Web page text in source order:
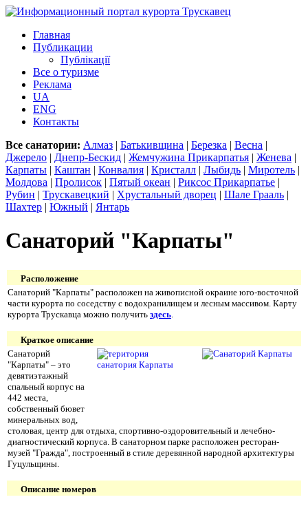
Главная
Публикации
Публікації
Все о туризме
Реклама
UA
ENG
Контакты
Все санатории: Алмаз | Батькивщина | Березка | Весна |
Джерело | Днепр-Бескид | Жемчужина Прикарпатья | Женева |
Карпаты | Каштан | Конвалия | Кристалл | Лыбидь | Миротель |
Молдова | Пролисок | Пятый океан | Риксос Прикарпатье |
Рубин | Трускавецкий | Хрустальный дворец | Шале Грааль |
Шахтер | Южный | Янтарь
Санаторий "Карпаты"
Расположение
Санаторий "Карпаты" расположен на живописной окраине юго-восточной
части курорта по соседству с водохранилищем и лесным массивом. Карту
курорта Трускавца можно получить здесь
Краткое описание
Санаторий
"Карпаты" – это
девятиэтажный
спальный корпус на
442 места,
собственный бювет
минеральных вод,
столовая, центр для отдыха, спортивно-оздоровительный и лечебно-
диагностический корпуса. В санаторном парке расположен ресторан-
музей "Гражда", построенный в стиле деревянной народной архитектуры
Гуцульщины.
Описание номеров